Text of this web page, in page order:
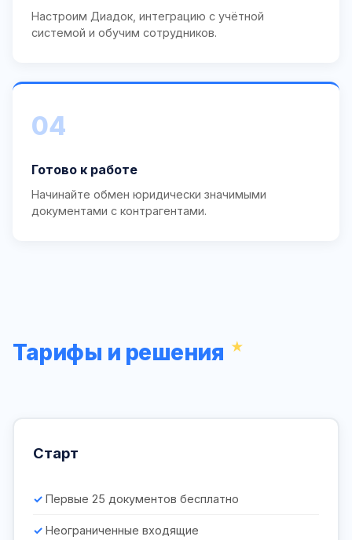
Настроим Диадок, интеграцию с учётной
системой и обучим сотрудников.
04
Готово к работе
Начинайте обмен юридически значимыми
документами с контрагентами.
Тарифы и решения
Старт
Первые 25 документов бесплатно
Неограниченные входящие